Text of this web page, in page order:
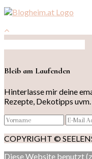
Bleib am Laufenden
Hinterlasse mir deine
Rezepte, Dekotipps
COPYRIGHT ©
Diese Website benutzt